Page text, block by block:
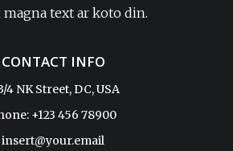
text ar koto din.
CONTACT INFO
4 NK Street, DC, USA
+123 456 78900
insert@your.email